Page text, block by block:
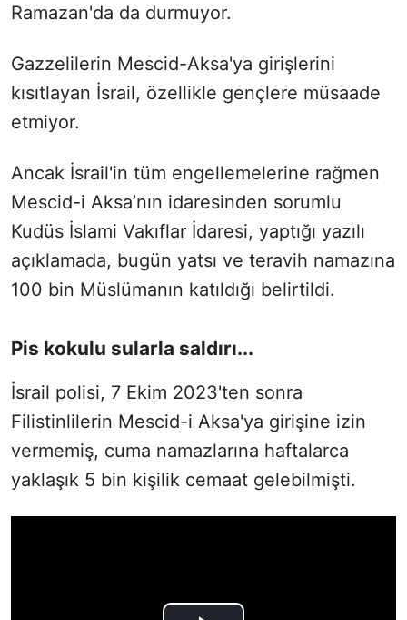
Ramazan'da da durmuyor.
Gazzelilerin Mescid-Aksa'ya girişlerini
kısıtlayan İsrail, özellikle gençlere müsaade
etmiyor.
Ancak İsrail'in tüm engellemelerine rağmen
Mescid-i Aksa’nın idaresinden sorumlu
Kudüs İslami Vakıflar İdaresi, yaptığı yazılı
açıklamada, bugün yatsı ve teravih namazına
100 bin Müslümanın katıldığı belirtildi.
Pis kokulu sularla saldırı...
İsrail polisi, 7 Ekim 2023'ten sonra
Filistinlilerin Mescid-i Aksa'ya girişine izin
vermemiş, cuma namazlarına haftalarca
yaklaşık 5 bin kişilik cemaat gelebilmişti.